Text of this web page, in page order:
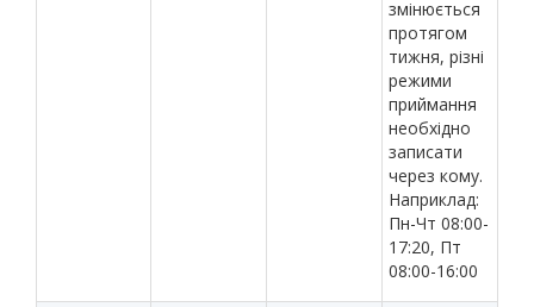
змінюється
протягом
тижня, різні
режими
приймання
необхідно
записати
через кому.
Наприклад:
Пн-Чт 08:00-
17:20, Пт
08:00-16:00